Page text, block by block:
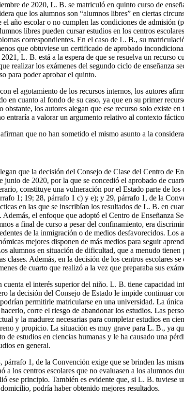
de 2020, L. B. se matriculó en quinto curso de
que los alumnos son “alumnos libres” en ciertas
el año escolar o no cumplen las condiciones de admisión
libres pueden cursar estudios en los centros
correspondientes. En el caso de L. B., su
que obtuviese un certificado de aprobado
L. B. está a la espera de que se resuelva un recurso
realizar los exámenes del segundo ciclo de enseñanza
para poder aprobar el quinto.
el agotamiento de los recursos internos, los autores
en cuanto al fondo de su caso, ya que en su primer
obstante, los autores alegan que ese recurso solo existe
entraría a valorar un argumento relativo al contexto
que no han sometido el mismo asunto a la
que la decisión del Consejo de Clase del Centro de
junio de 2020, por la que se concedió el aprobado de
constituye una vulneración por el Estado parte de
1; 19; 28, párrafo 1 c) y e); y 29, párrafo 1, de la
en las que se inscribían los resultados de L. B. en
Además, el enfoque que adoptó el Centro de Enseñanza
a final de curso a pesar del confinamiento, era
de la inmigración o de medios desfavorecidos. Los
mejores disponen de más medios para seguir
alumnos en situación de dificultad, que a menudo tienen
clases. Además, en la decisión de los centros escolares
de cuarto que realizó a la vez que preparaba sus
cuenta el interés superior del niño. L. B. tiene capacidad
la decisión del Consejo de Estado le impide continuar
permitirle matricularse en una universidad. La
corre el riesgo de abandonar los estudios. Las
y la madurez necesarias para completar estudios en
y propicio. La situación es muy grave para L. B., ya
de estudios en ciencias humanas y le ha causado una
en general.
párrafo 1, de la Convención exige que se brinden las
a los centros escolares que no evaluasen a los alumnos
ese principio. También es evidente que, si L. B. tuviese
podría haber obtenido mejores resultados.